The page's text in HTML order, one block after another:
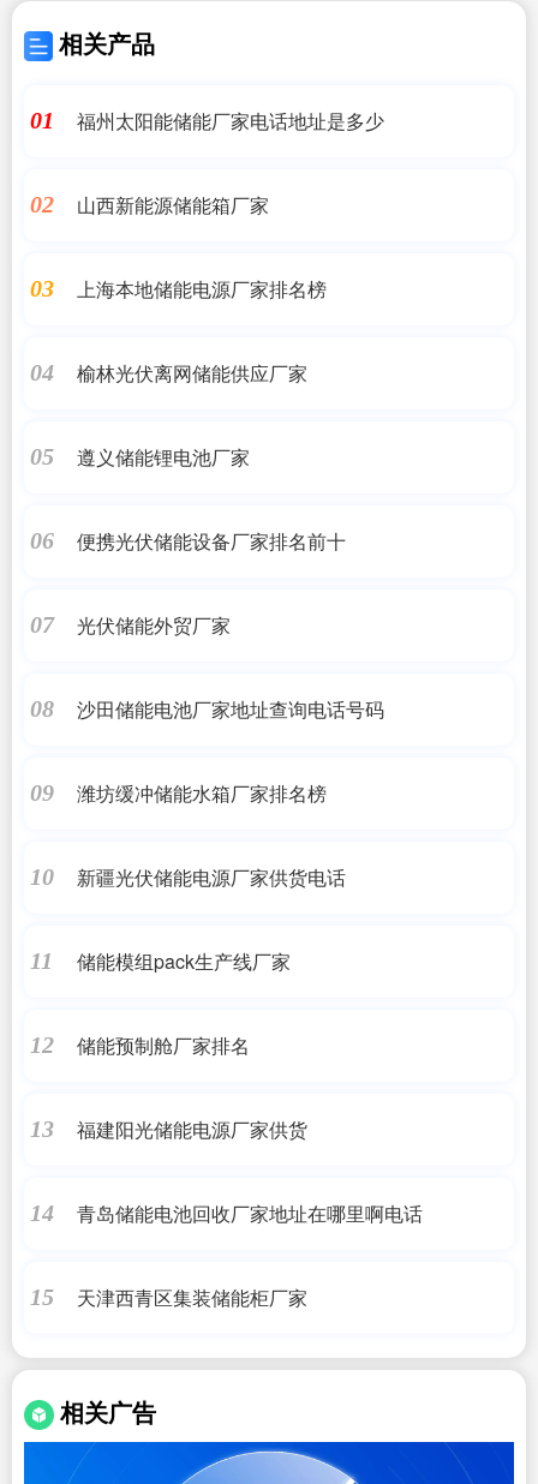
相关产品
01 福州太阳能储能厂家电话地址是多少
02 山西新能源储能箱厂家
03 上海本地储能电源厂家排名榜
04 榆林光伏离网储能供应厂家
05 遵义储能锂电池厂家
06 便携光伏储能设备厂家排名前十
07 光伏储能外贸厂家
08 沙田储能电池厂家地址查询电话号码
09 潍坊缓冲储能水箱厂家排名榜
10 新疆光伏储能电源厂家供货电话
11 储能模组pack生产线厂家
12 储能预制舱厂家排名
13 福建阳光储能电源厂家供货
14 青岛储能电池回收厂家地址在哪里啊电话
15 天津西青区集装储能柜厂家
相关广告